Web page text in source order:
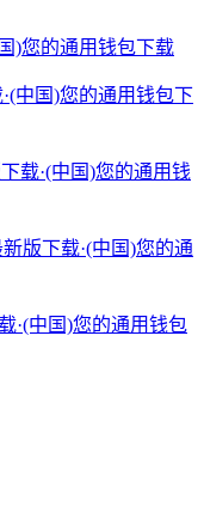
)您的通用钱包下载
中国)您的通用钱包下
载·(中国)您的通用钱
版下载·(中国)您的通
·(中国)您的通用钱包